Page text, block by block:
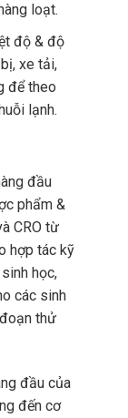
loạt.
độ & độ
xe tải,
để theo
lạnh.
đầu
phẩm &
CRO từ
hợp tác kỹ
học,
các sinh
thử
đầu của
đến cơ